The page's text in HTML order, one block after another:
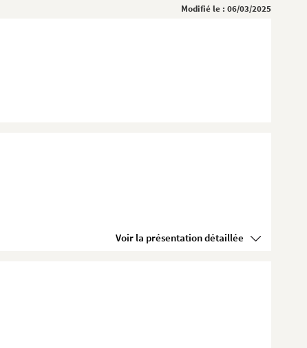
Modifié le : 06/03/2025
Voir la présentation détaillée